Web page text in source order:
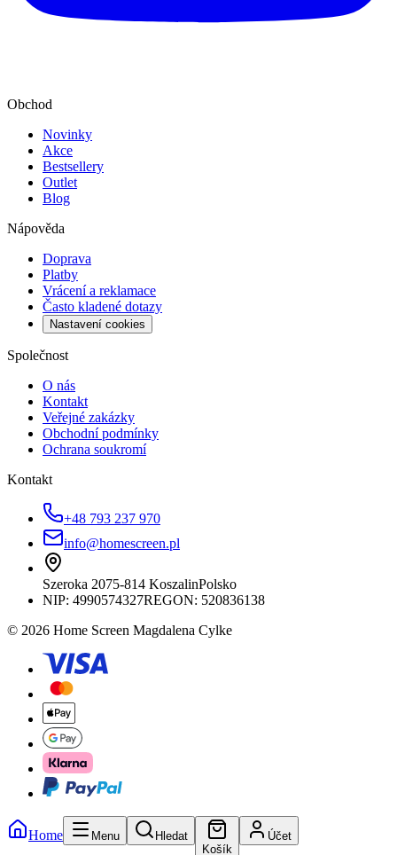
Obchod
Novinky
Akce
Bestsellery
Outlet
Blog
Nápověda
Doprava
Platby
Vrácení a reklamace
Často kladené dotazy
Nastavení cookies
Společnost
O nás
Kontakt
Veřejné zakázky
Obchodní podmínky
Ochrana soukromí
Kontakt
+48 793 237 970
info@homescreen.pl
Szeroka 2075-814 KoszalinPolsko
NIP: 4990574327REGON: 520836138
© 2026 Home Screen Magdalena Cylke
Home Menu
Hledat
Košík
Účet